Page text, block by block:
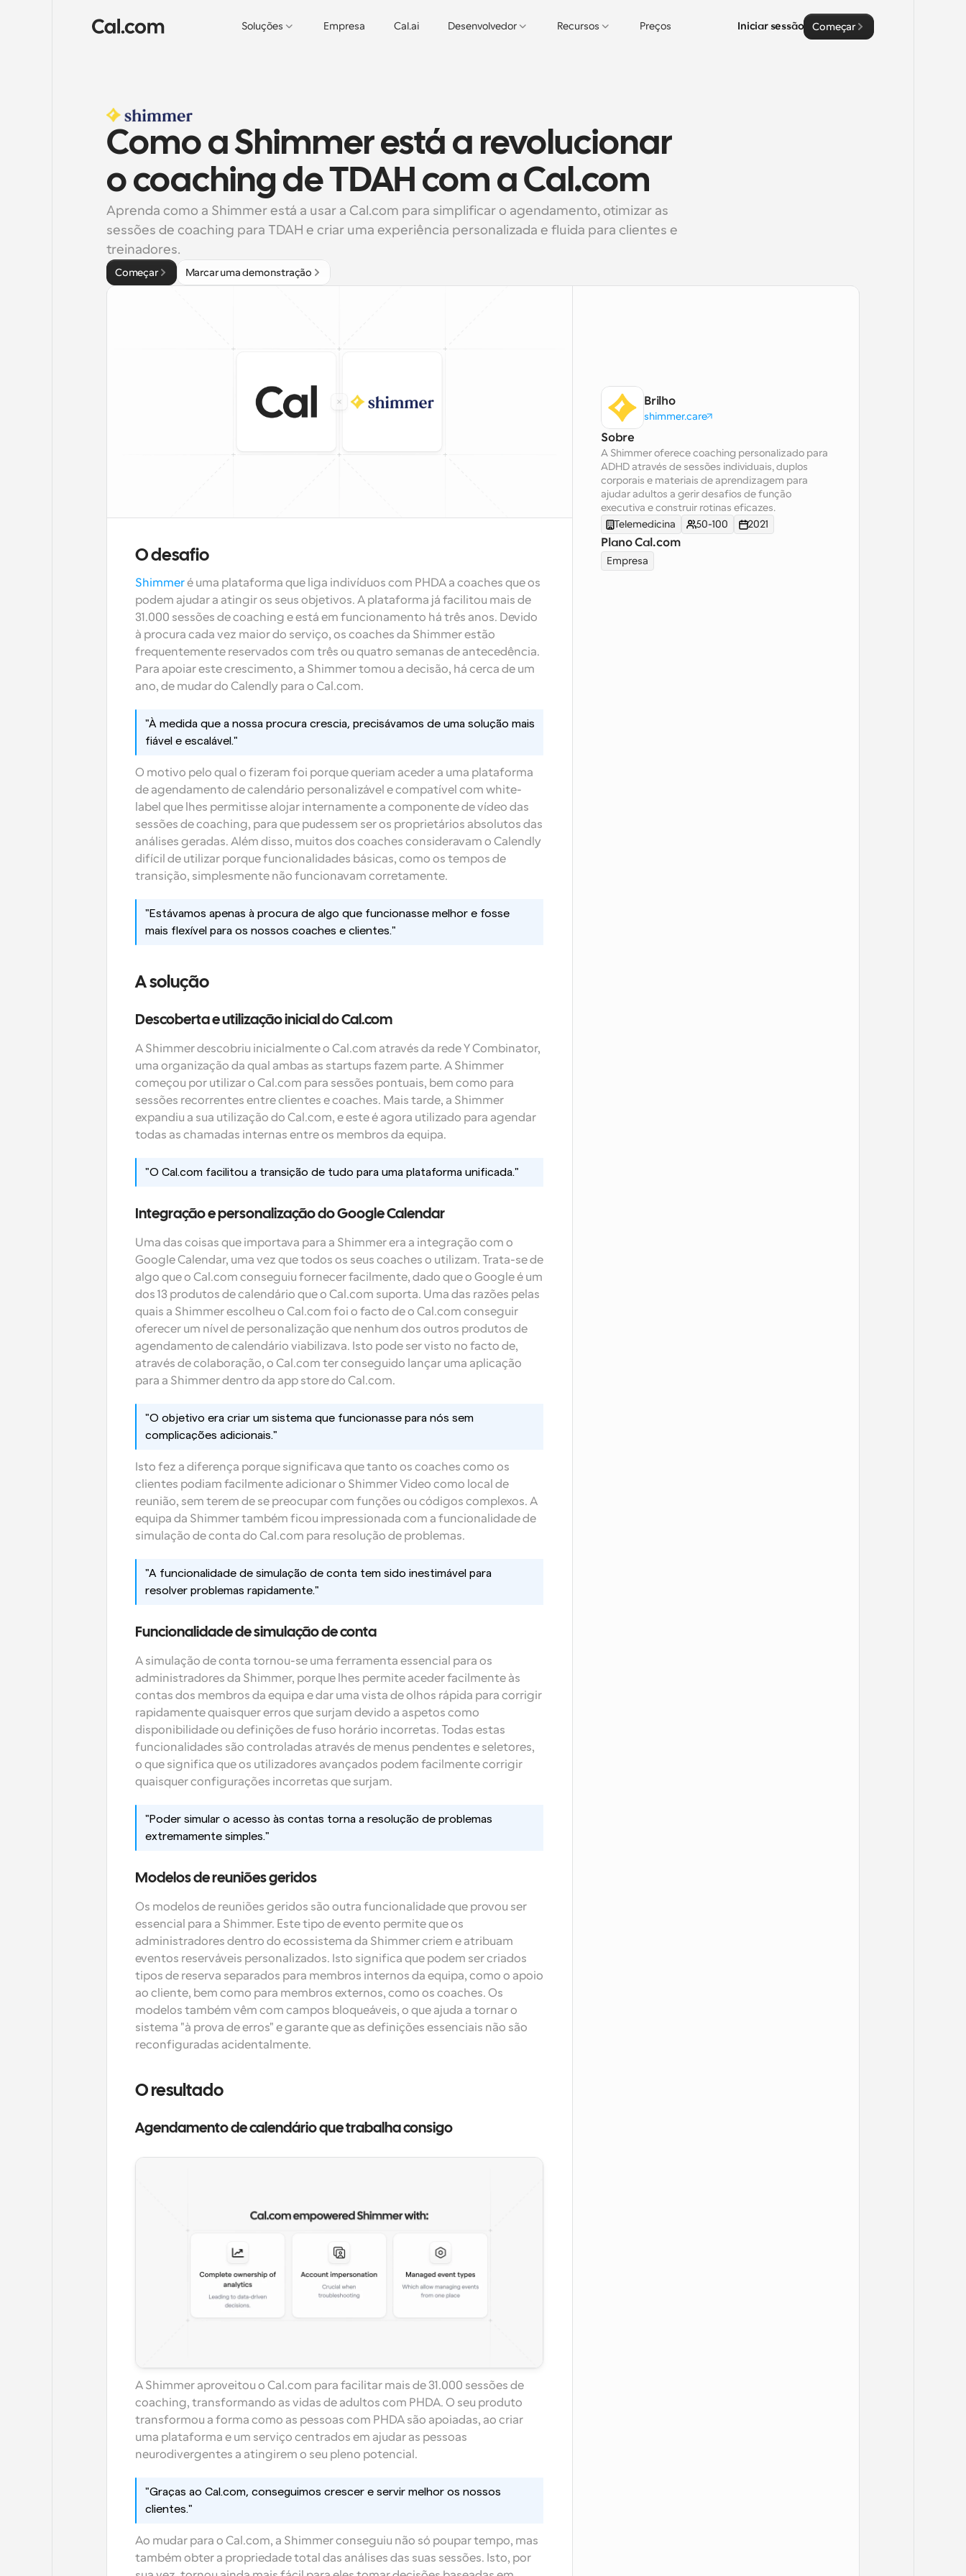
Soluções Empresa Cal.ai Desenvolvedor Recursos Preços Iniciar sessão Começar
Como a Shimmer está a revolucionar
o coaching de TDAH com a Cal.com
Aprenda como a Shimmer está a usar a Cal.com para simplificar o agendamento, otimizar as
sessões de coaching para TDAH e criar uma experiência personalizada e fluida para clientes e
treinadores.
Começar Marcar uma demonstração
O desafio
Shimmer é uma plataforma que liga indivíduos com PHDA a coaches que os
podem ajudar a atingir os seus objetivos. A plataforma já facilitou mais de
31.000 sessões de coaching e está em funcionamento há três anos. Devido
à procura cada vez maior do serviço, os coaches da Shimmer estão
frequentemente reservados com três ou quatro semanas de antecedência.
Para apoiar este crescimento, a Shimmer tomou a decisão, há cerca de um
ano, de mudar do Calendly para o Cal.com.
"À medida que a nossa procura crescia, precisávamos de uma solução mais
fiável e escalável."
O motivo pelo qual o fizeram foi porque queriam aceder a uma plataforma
de agendamento de calendário personalizável e compatível com white-
label que lhes permitisse alojar internamente a componente de vídeo das
sessões de coaching, para que pudessem ser os proprietários absolutos das
análises geradas. Além disso, muitos dos coaches consideravam o Calendly
difícil de utilizar porque funcionalidades básicas, como os tempos de
transição, simplesmente não funcionavam corretamente.
"Estávamos apenas à procura de algo que funcionasse melhor e fosse
mais flexível para os nossos coaches e clientes."
A solução
Descoberta e utilização inicial do Cal.com
A Shimmer descobriu inicialmente o Cal.com através da rede Y Combinator,
uma organização da qual ambas as startups fazem parte. A Shimmer
começou por utilizar o Cal.com para sessões pontuais, bem como para
sessões recorrentes entre clientes e coaches. Mais tarde, a Shimmer
expandiu a sua utilização do Cal.com, e este é agora utilizado para agendar
todas as chamadas internas entre os membros da equipa.
"O Cal.com facilitou a transição de tudo para uma plataforma unificada."
Integração e personalização do Google Calendar
Uma das coisas que importava para a Shimmer era a integração com o
Google Calendar, uma vez que todos os seus coaches o utilizam. Trata-se de
algo que o Cal.com conseguiu fornecer facilmente, dado que o Google é um
dos 13 produtos de calendário que o Cal.com suporta. Uma das razões pelas
quais a Shimmer escolheu o Cal.com foi o facto de o Cal.com conseguir
oferecer um nível de personalização que nenhum dos outros produtos de
agendamento de calendário viabilizava. Isto pode ser visto no facto de,
através de colaboração, o Cal.com ter conseguido lançar uma aplicação
para a Shimmer dentro da app store do Cal.com.
"O objetivo era criar um sistema que funcionasse para nós sem
complicações adicionais."
Isto fez a diferença porque significava que tanto os coaches como os
clientes podiam facilmente adicionar o Shimmer Video como local de
reunião, sem terem de se preocupar com funções ou códigos complexos. A
equipa da Shimmer também ficou impressionada com a funcionalidade de
simulação de conta do Cal.com para resolução de problemas.
"A funcionalidade de simulação de conta tem sido inestimável para
resolver problemas rapidamente."
Funcionalidade de simulação de conta
A simulação de conta tornou-se uma ferramenta essencial para os
administradores da Shimmer, porque lhes permite aceder facilmente às
contas dos membros da equipa e dar uma vista de olhos rápida para corrigir
rapidamente quaisquer erros que surjam devido a aspetos como
disponibilidade ou definições de fuso horário incorretas. Todas estas
funcionalidades são controladas através de menus pendentes e seletores,
o que significa que os utilizadores avançados podem facilmente corrigir
quaisquer configurações incorretas que surjam.
"Poder simular o acesso às contas torna a resolução de problemas
extremamente simples."
Modelos de reuniões geridos
Os modelos de reuniões geridos são outra funcionalidade que provou ser
essencial para a Shimmer. Este tipo de evento permite que os
administradores dentro do ecossistema da Shimmer criem e atribuam
eventos reserváveis personalizados. Isto significa que podem ser criados
tipos de reserva separados para membros internos da equipa, como o apoio
ao cliente, bem como para membros externos, como os coaches. Os
modelos também vêm com campos bloqueáveis, o que ajuda a tornar o
sistema "à prova de erros" e garante que as definições essenciais não são
reconfiguradas acidentalmente.
O resultado
Agendamento de calendário que trabalha consigo
A Shimmer aproveitou o Cal.com para facilitar mais de 31.000 sessões de
coaching, transformando as vidas de adultos com PHDA. O seu produto
transformou a forma como as pessoas com PHDA são apoiadas, ao criar
uma plataforma e um serviço centrados em ajudar as pessoas
neurodivergentes a atingirem o seu pleno potencial.
"Graças ao Cal.com, conseguimos crescer e servir melhor os nossos
clientes."
Ao mudar para o Cal.com, a Shimmer conseguiu não só poupar tempo, mas
também obter a propriedade total das análises das suas sessões. Isto, por
Brilho
shimmer.care
Sobre
A Shimmer oferece coaching personalizado para
ADHD através de sessões individuais, duplos
corporais e materiais de aprendizagem para
ajudar adultos a gerir desafios de função
executiva e construir rotinas eficazes.
Telemedicina
50-100 2021
Plano Cal.com
Empresa